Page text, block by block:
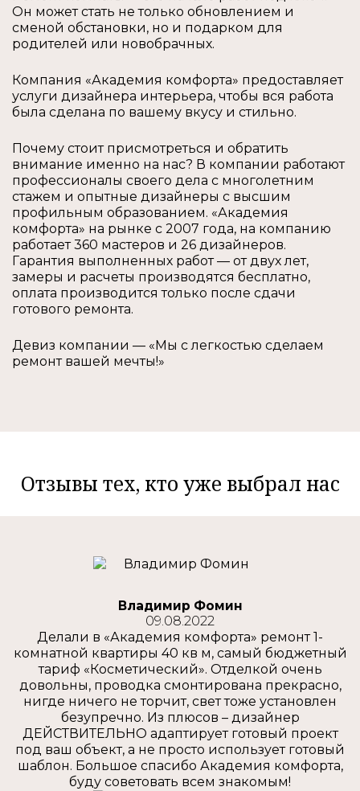
Он может стать не только обновлением и
сменой обстановки, но и подарком для
родителей или новобрачных.
Компания «Академия комфорта» предоставляет
услуги дизайнера интерьера, чтобы вся работа
была сделана по вашему вкусу и стильно.
Почему стоит присмотреться и обратить
внимание именно на нас? В компании работают
профессионалы своего дела с многолетним
стажем и опытные дизайнеры с высшим
профильным образованием. «Академия
комфорта» на рынке с 2007 года, на компанию
работает 360 мастеров и 26 дизайнеров.
Гарантия выполненных работ — от двух лет,
замеры и расчеты производятся бесплатно,
оплата производится только после сдачи
готового ремонта.
Девиз компании — «Мы с легкостью сделаем
ремонт вашей мечты!»
Отзывы тех, кто уже выбрал нас
Владимир Фомин
09.08.2022
Делали в «Академия комфорта» ремонт 1-
комнатной квартиры 40 кв м, самый бюджетный
тариф «Косметический». Отделкой очень
довольны, проводка смонтирована прекрасно,
нигде ничего не торчит, свет тоже установлен
безупречно. Из плюсов – дизайнер
ДЕЙСТВИТЕЛЬНО адаптирует готовый проект
под ваш объект, а не просто использует готовый
шаблон. Большое спасибо Академия комфорта,
буду советовать всем знакомым!